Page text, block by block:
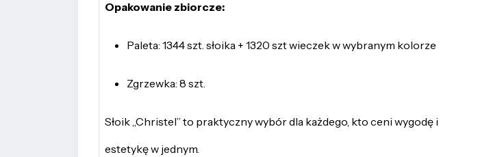
Opakowanie zbiorcze:
Paleta: 1344 szt. słoika + 1320 szt wieczek w wybranym kolorze
Zgrzewka: 8 szt.
Słoik „Christel” to praktyczny wybór dla każdego, kto ceni wygodę i
estetykę w jednym.